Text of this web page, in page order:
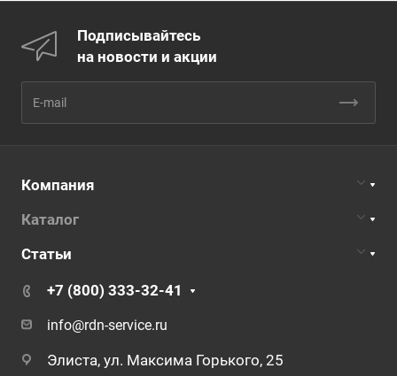
Подписывайтесь
на новости и акции
Компания
Каталог
Статьи
+7 (800) 333-32-41
info@rdn-service.ru
Элиста, ул. Максима Горького, 25